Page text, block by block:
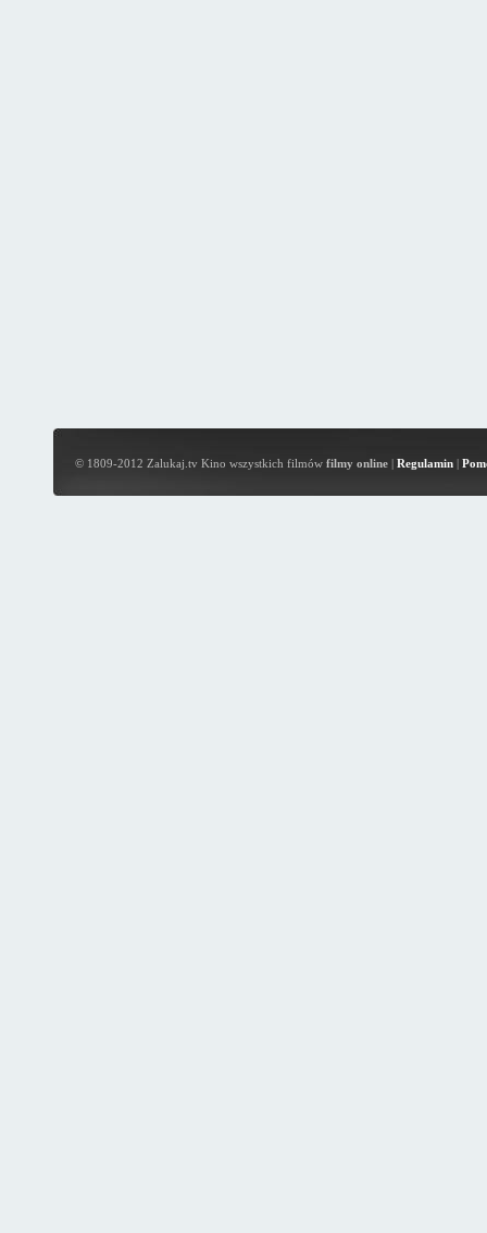
© 1809-2012 Zalukaj.tv Kino wszystkich filmów filmy online| Regulamin|